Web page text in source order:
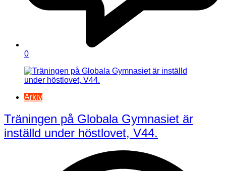
0
Arkiv
Träningen på Globala Gymnasiet är
inställd under höstlovet, V44.